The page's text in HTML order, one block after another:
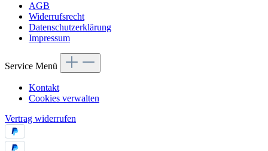
AGB
Widerrufsrecht
Datenschutzerklärung
Impressum
Service Menü
Kontakt
Cookies verwalten
Vertrag widerrufen